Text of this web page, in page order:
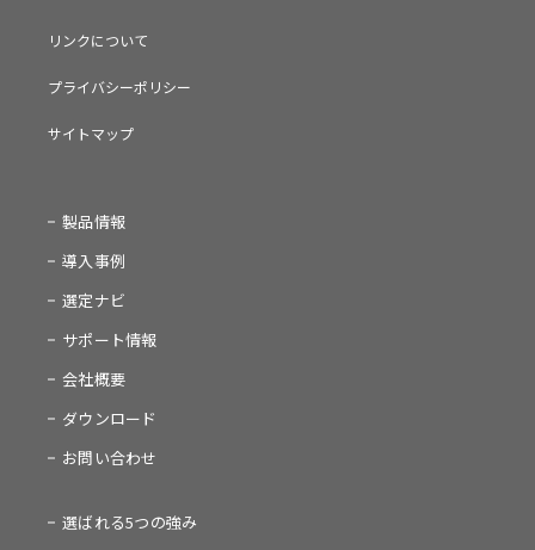
リンクについて
プライバシーポリシー
サイトマップ
製品情報
導入事例
選定ナビ
サポート情報
会社概要
ダウンロード
お問い合わせ
選ばれる5つの強み